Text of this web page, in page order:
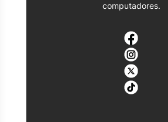
computadores.